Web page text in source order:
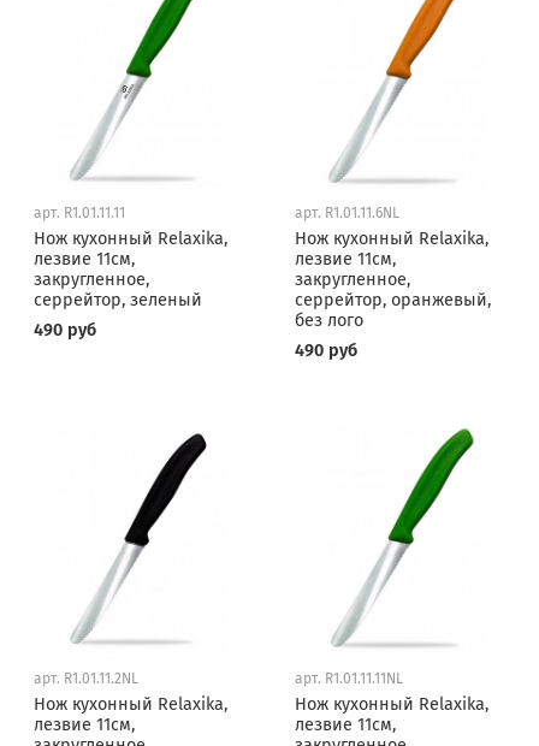
арт. R1.01.11.11
Нож кухонный Relaxika,
лезвие 11см,
закругленное,
серрейтор, зеленый
490 руб
арт. R1.01.11.6NL
Нож кухонный Relaxika,
лезвие 11см,
закругленное,
серрейтор, оранжевый,
без лого
490 руб
арт. R1.01.11.2NL
Нож кухонный Relaxika,
лезвие 11см,
арт. R1.01.11.11NL
Нож кухонный Relaxika,
лезвие 11см,